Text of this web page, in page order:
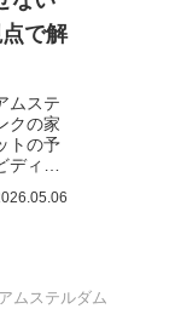
で解
ムステ
クの家
トの予
ディー
アムステルダム